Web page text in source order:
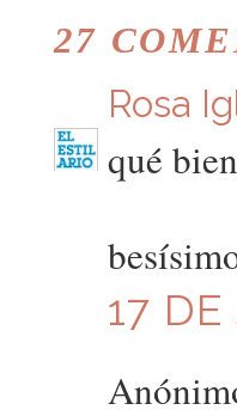
27
Rosa
qué
17